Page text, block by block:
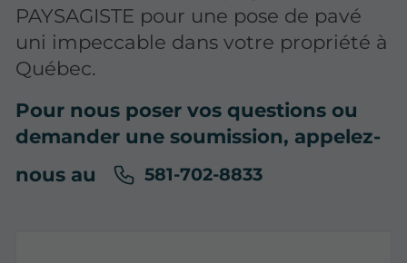
PAYSAGISTE pour une pose de pavé
uni impeccable dans votre propriété à
Québec.
Pour nous poser vos questions ou
demander une soumission, appelez-
nous au
581-702-8833